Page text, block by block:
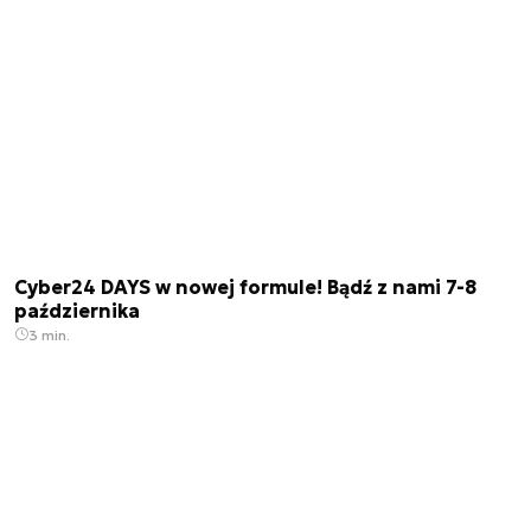
Cyber24 DAYS w nowej formule! Bądź z nami 7-8
października
3 min.